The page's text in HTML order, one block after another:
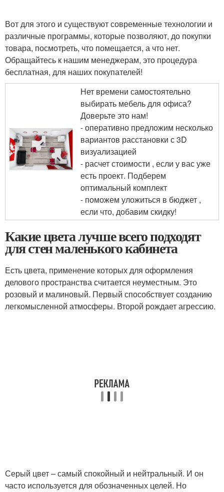
Вот для этого и существуют современные технологии и
различные программы, которые позволяют, до покупки
товара, посмотреть, что помещается, а что нет.
Обращайтесь к нашим менеджерам, это процедура
бесплатная, для наших покупателей!
Нет времени самостоятельно
выбирать мебель для офиса?
Доверьте это нам!
- оперативно предложим несколько
вариантов расстановки с 3D
визуализацией
- расчет стоимости , если у вас уже
есть проект. Подберем
оптимальный комплект
- поможем уложиться в бюджет ,
если что, добавим скидку!
Какие цвета лучше всего подходят
для стен маленького кабинета
Есть цвета, применение которых для оформления
делового пространства считается неуместным. Это
розовый и малиновый. Первый способствует созданию
легкомысленной атмосферы. Второй рождает агрессию.
Серый цвет – самый спокойный и нейтральный. И он
часто используется для обозначенных целей. Но